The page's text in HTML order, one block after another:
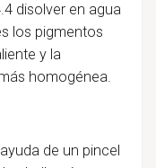
disolver en agua
los pigmentos
y la
homogénea.
de un pincel